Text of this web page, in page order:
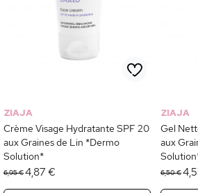
ZIAJA
Crème Visage Hydratante SPF 20
aux Graines de Lin *Dermo
Solution*
6,95 €4,87 €
ZIAJA
Gel
aux
6,50 €